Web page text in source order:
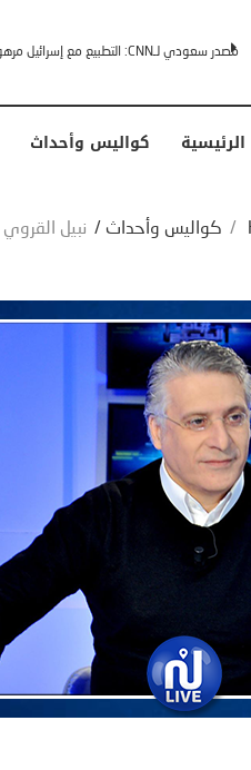
البابا: “لا أخشى ترامب” .. ردا على انتقادات
الرئيسية كواليس وأحداث
/ كواليس وأحداث / نبيل